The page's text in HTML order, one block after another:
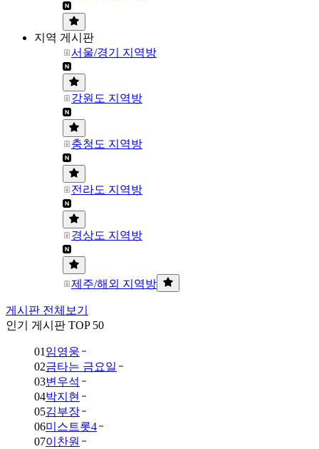
지역 게시판
서울/경기 지역방
강원도 지역방
충청도 지역방
전라도 지역방
경상도 지역방
제주/해외 지역방
게시판 전체보기
인기 게시판 TOP 50
01 임영웅
02금타는 금요일
03변우석
04박지현
05김부장
06미스트롯4
07이찬원